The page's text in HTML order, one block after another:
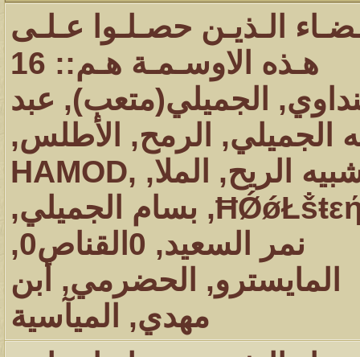
الـذيـن حصـلـوا عـلـى
هـذه الاوسـمـة هـم:: 16
, الجميلي(متعب), عبد
الجميلي, الرمح, الأطلس,
الريح, الملا,
HAMOD,
, بسام الجميلي,
نمر السعيد, 0القناص0
,
المايسترو, الحضرمي,
أبن
مهدي,
الميآسية